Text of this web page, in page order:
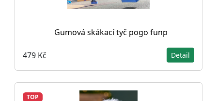
Gumová skákací tyč pogo funp
479 Kč Detail
TOP